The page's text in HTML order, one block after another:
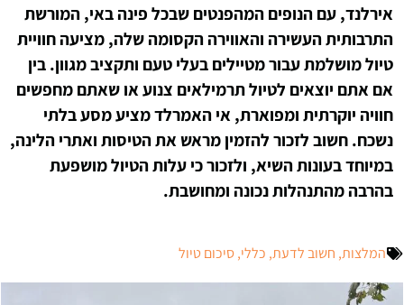
אירלנד, עם הנופים המהפנטים שבכל פינה באי, המורשת
התרבותית העשירה והאווירה הקסומה שלה, מציעה חוויית
טיול מושלמת עבור מטיילים בעלי טעם ותקציב מגוון. בין
אם אתם יוצאים לטיול תרמילאים צנוע או שאתם מחפשים
חוויה יוקרתית ומפוארת, אי האמרלד מציע מסע בלתי
נשכח. חשוב לזכור להזמין מראש את הטיסות ואתרי הלינה,
במיוחד בעונות השיא, ולזכור כי עלות הטיול מושפעת
בהרבה מהתנהלות נכונה ומחושבת.
המלצות, חשוב לדעת, כללי,סיכום טיול